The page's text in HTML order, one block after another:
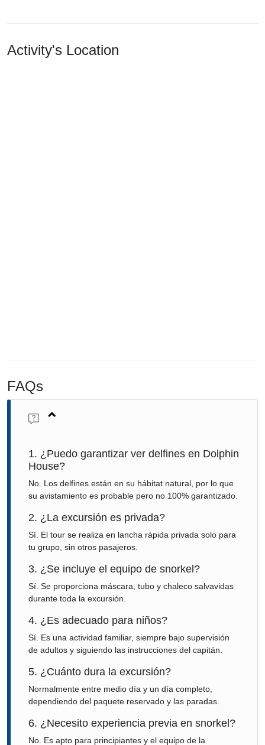
Activity's Location
FAQs
1. ¿Puedo garantizar ver delfines en Dolphin
House?
No. Los delfines están en su hábitat natural, por lo que
su avistamiento es probable pero no 100% garantizado.
2. ¿La excursión es privada?
Sí. El tour se realiza en lancha rápida privada solo para
tu grupo, sin otros pasajeros.
3. ¿Se incluye el equipo de snorkel?
Sí. Se proporciona máscara, tubo y chaleco salvavidas
durante toda la excursión.
4. ¿Es adecuado para niños?
Sí. Es una actividad familiar, siempre bajo supervisión
de adultos y siguiendo las instrucciones del capitán.
5. ¿Cuánto dura la excursión?
Normalmente entre medio día y un día completo,
dependiendo del paquete reservado y las paradas.
6. ¿Necesito experiencia previa en snorkel?
No. Es apto para principiantes y el equipo de la